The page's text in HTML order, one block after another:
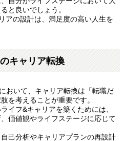
と良いでしょう。
アの設計は、満足度の高い人生を
キャリア転換
おいて、キャリア転換は「転職だ
を考えることが重要です。
イフ&キャリアを築くためには、
価値観やライフステージに応じて
己分析やキャリアプランの再設計